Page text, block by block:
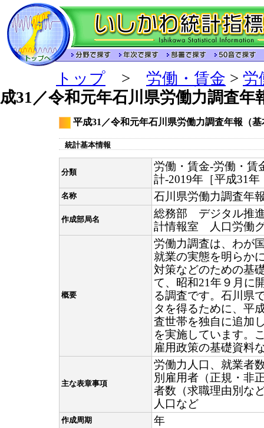
トップ > 労働・賃金 > 労
成31／令和元年石川県労働力調査年
平成31／令和元年石川県労働力調査年報（
統計基本情報
分類
労働・賃金-労働・賃
計-2019年［平成31年
名称 石川県労働力調査年
作成部局名
総務部 デジタル推
計情報室 人口労働
概要
労働力調査は、わが
就業の実態を明らか
対策などのための基
て、昭和21年９月に
る調査です。石川県
タを得るために、平
査世帯を独自に追加
を実施しています。
雇用政策の基礎資料
主な表章事項
労働力人口、就業者
別雇用者（正規・非
者数（求職理由別な
人口など
作成周期 年